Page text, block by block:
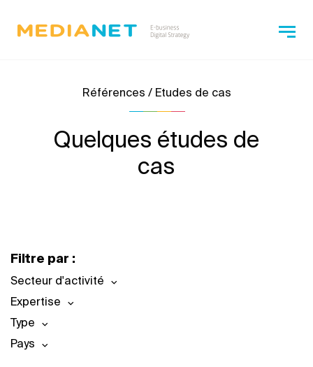
Références / Etudes de cas
Quelques études de
cas
Filtre par :
Secteur d'activité
Expertise
Type
Pays